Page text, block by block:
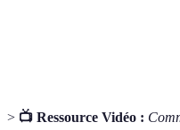
> 📺 Ressource Vidéo :